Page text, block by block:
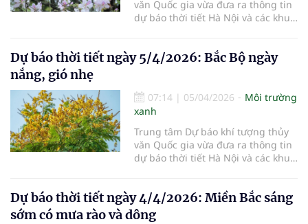
văn Quốc gia vừa đưa ra thông tin
dự báo thời tiết Hà Nội và các khu
Dự báo thời tiết ngày 5/4/2026: Bắc Bộ ngày
nắng, gió nhẹ
07:14 | 05/04/2026
Môi trường
xanh
Trung tâm Dự báo khí tượng thủy
văn Quốc gia vừa đưa ra thông tin
dự báo thời tiết Hà Nội và các khu
Dự báo thời tiết ngày 4/4/2026: Miền Bắc sáng
sớm có mưa rào và dông